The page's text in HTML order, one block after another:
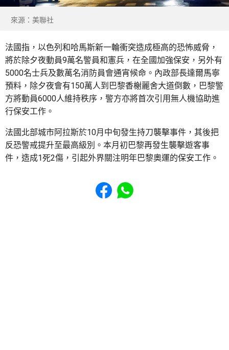
來源：美聯社
法國指，以色列和哈馬斯新一輪衝突造成極高的恐怖威脅，
將於除夕夜動員9萬名警員和憲兵，在全國加強保安，另外有
5000名士兵及數萬名消防員會通宵候命。內政部長達爾馬寧
預料，除夕夜會有150萬人到巴黎香榭麗舍大道倒數，巴黎警
方將動員6000人維持秩序，警方亦將首次引用無人機協助進
行保安工作。
法國北部城市阿拉斯於10月中旬發生持刀襲擊事件，其後把
反恐警戒提升至最高級別。本月初巴黎再發生襲擊遊客事
件，造成1死2傷，引起外界關注明年巴黎奧運的保安工作。
Share to Facebook
Share to WhatsApp